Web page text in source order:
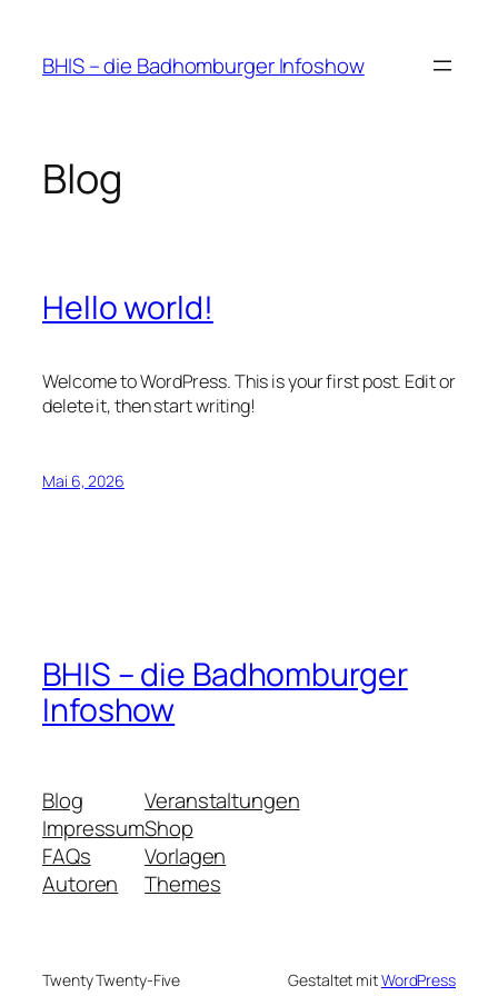
springen
BHIS – die Badhomburger Infoshow
Blog
Hello world!
Welcome to WordPress. This is your first post. Edit or
delete it, then start writing!
Mai 6, 2026
BHIS – die Badhomburger
Infoshow
Blog
Impressum
FAQs
Autoren
Veranstaltungen
Shop
Vorlagen
Themes
Twenty Twenty-Five Gestaltet mitWordPress